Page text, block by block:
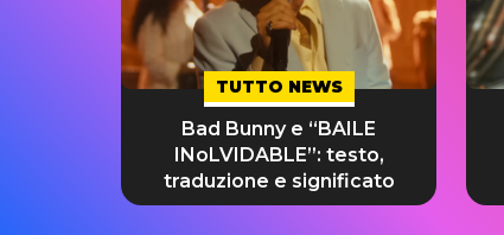
TUTTO NEWS
Bad Bunny e “BAILE
INoLVIDABLE”: testo,
traduzione e significato